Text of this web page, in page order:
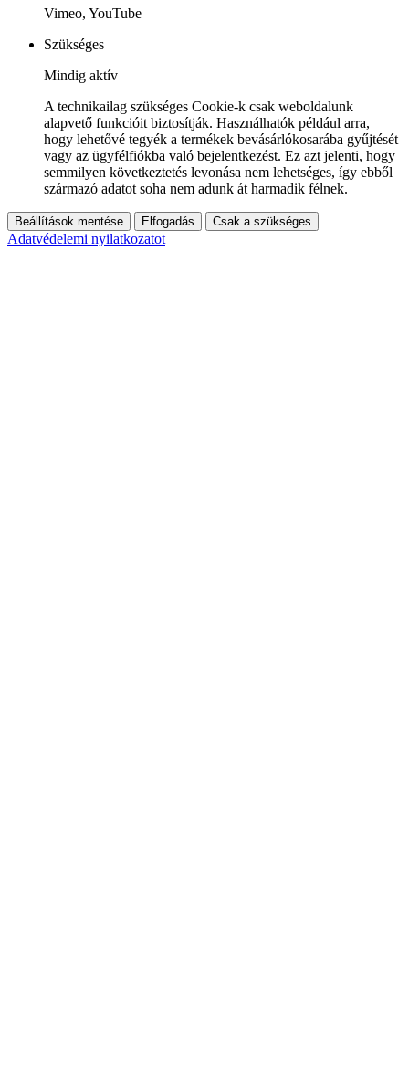
Vimeo, YouTube
Szükséges
Mindig aktív
A technikailag szükséges Cookie-k csak weboldalunk
alapvető funkcióit biztosítják. Használhatók például arra,
hogy lehetővé tegyék a termékek bevásárlókosarába gyűjtését
vagy az ügyfélfiókba való bejelentkezést. Ez azt jelenti, hogy
semmilyen következtetés levonása nem lehetséges, így ebből
származó adatot soha nem adunk át harmadik félnek.
Beállítások mentése Elfogadás Csak a szükséges
Adatvédelemi nyilatkozatot